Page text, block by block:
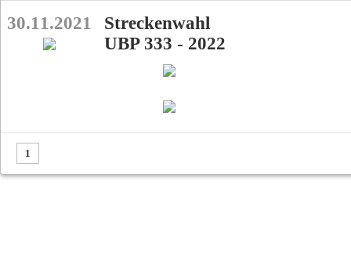
30.11.2021
Streckenwahl
UBP 333 - 2022
1